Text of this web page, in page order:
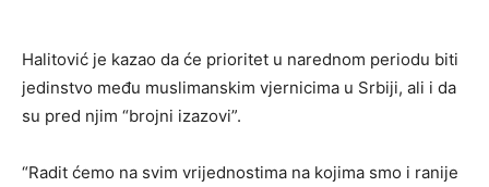
Halitović je kazao da će prioritet u narednom periodu biti
jedinstvo među muslimanskim vjernicima u Srbiji, ali i da
su pred njim “brojni izazovi”.
“Radit ćemo na svim vrijednostima na kojima smo i ranije